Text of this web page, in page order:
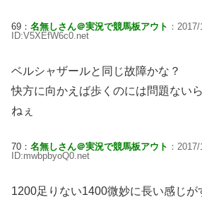
69： 名無しさん＠実況で競馬板アウト ：
ID:V5XEfW6c0.net
ベルシャザールと同じ故障かな？
快方に向かえば歩くのには問題ない
ねぇ
70： 名無しさん＠実況で競馬板アウト ：
ID:mwbpbyoQ0.net
1200足りない1400微妙に長い感じが